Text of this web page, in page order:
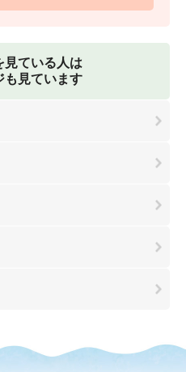
見ている人は
も見ています